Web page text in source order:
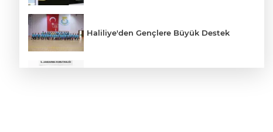
Haliliye'den Gençlere Büyük Destek